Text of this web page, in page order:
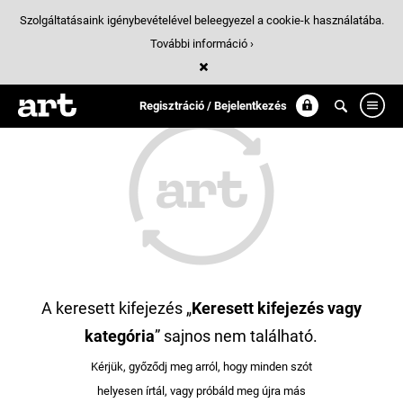
Regisztráció / Bejelentkezés
A keresett kifejezés „Keresett kifejezés vagy
kategória” sajnos nem található.
Kérjük, győződj meg arról, hogy minden szót
helyesen írtál, vagy próbáld meg újra más
Szolgáltatásaink igénybevételével beleegyezel a cookie-k használatába.
További információ ›